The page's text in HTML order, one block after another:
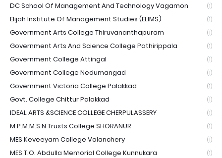
DC School Of Management And Technology Vagamon (1)
Elijah Institute Of Management Studies (ELIMS) (1)
Government Arts College Thiruvananthapuram (1)
Government Arts And Science College Pathirippala (1)
Government College Attingal (1)
Government College Nedumangad (1)
Government Victoria College Palakkad (1)
Govt. College Chittur Palakkad (1)
IDEAL ARTS &SCIENCE COLLEGE CHERPULASSERY (1)
M.P.M.M.S.N Trusts College SHORANUR (1)
MES Keveeyam College Valanchery (1)
MES T.O. Abdulla Memorial College Kunnukara (1)